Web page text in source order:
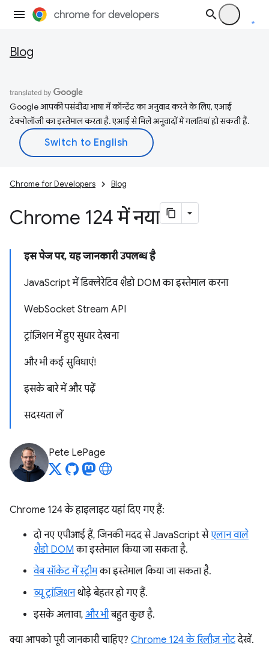
Blog
Google आपकी पसंदीदा भाषा में कॉन्टेंट का अनुवाद करने के लिए, एआई
टेक्नोलॉजी का इस्तेमाल करता है. एआई से मिले अनुवादों में गलतियां हो सकती हैं.
Chrome for Developers Blog
Chrome 124 में नया
इस पेज पर, यह जानकारी उपलब्ध है
JavaScript में डिक्लेरेटिव शैडो DOM का इस्तेमाल करना
WebSocket Stream API
ट्रांज़िशन में हुए सुधार देखना
और भी कई सुविधाएं!
इसके बारे में और पढ़ें
सदस्यता लें
Pete LePage
Chrome 124 के हाइलाइट यहां दिए गए हैं:
दो नए एपीआई हैं, जिनकी मदद से JavaScript सेएलान वाले
शैडो DOM का इस्तेमाल किया जा सकता है.
वेब सॉकेट में स्ट्रीमका इस्तेमाल किया जा सकता है.
व्यू ट्रांज़िशनथोड़े बेहतर हो गए हैं.
इसके अलावा, और भीबहुत कुछ है.
क्या आपको पूरी जानकारी चाहिए? Chrome 124 के रिलीज़ नोटदेखें.